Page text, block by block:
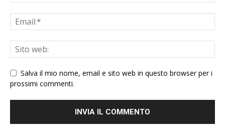
Salva il mio nome, email e sito web in questo browser per i
prossimi commenti.